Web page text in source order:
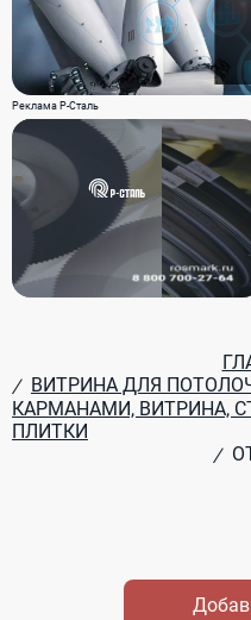
Реклама Р-Сталь
/ ВИТРИНА ДЛЯ
КАРМАНАМИ, ВИТРИНА,
ПЛИТКИ
/